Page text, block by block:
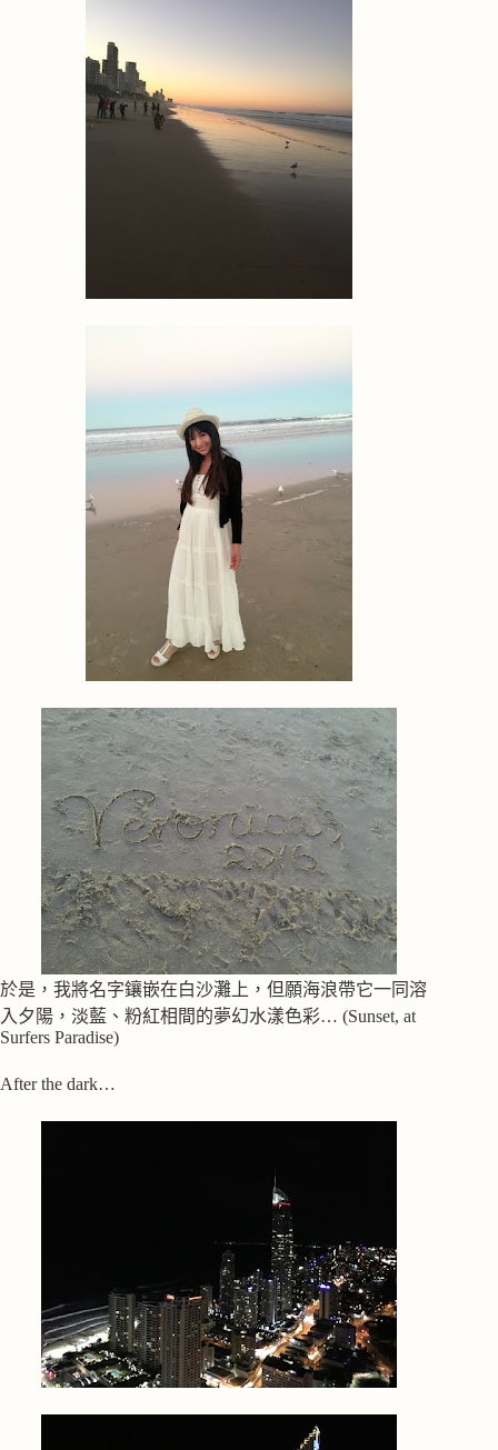
於是，我將名字鑲嵌在白沙灘上，但願海浪帶它一同溶
入夕陽，淡藍、粉紅相間的夢幻水漾色彩… (Sunset, at
Surfers Paradise)
After the dark…